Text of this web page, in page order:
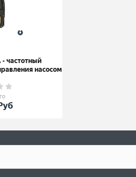
частотный
насосом